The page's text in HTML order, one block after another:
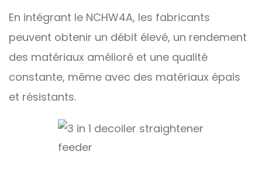
En intégrant le NCHW4A, les fabricants
peuvent obtenir un débit élevé, un rendement
des matériaux amélioré et une qualité
constante, même avec des matériaux épais
et résistants.